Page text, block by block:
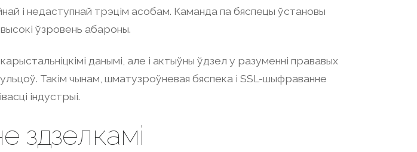
і недаступнай трэцім асобам. Каманда па бяспецы ўстановы
высокі ўзровень абароны.
данымі, але і актыўны ўдзел у разуменні прававых
Такім чынам, шматузроўневая бяспека і SSL-шыфраванне
індустрыі.
здзелкамі